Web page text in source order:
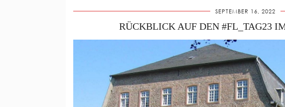
SEPTEMBER 16, 2022
RÜCKBLICK AUF DEN #FL_TAG23